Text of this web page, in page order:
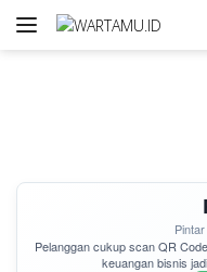
Langsung
Pelanggan cukupscan QR Code
keuangan bisnis